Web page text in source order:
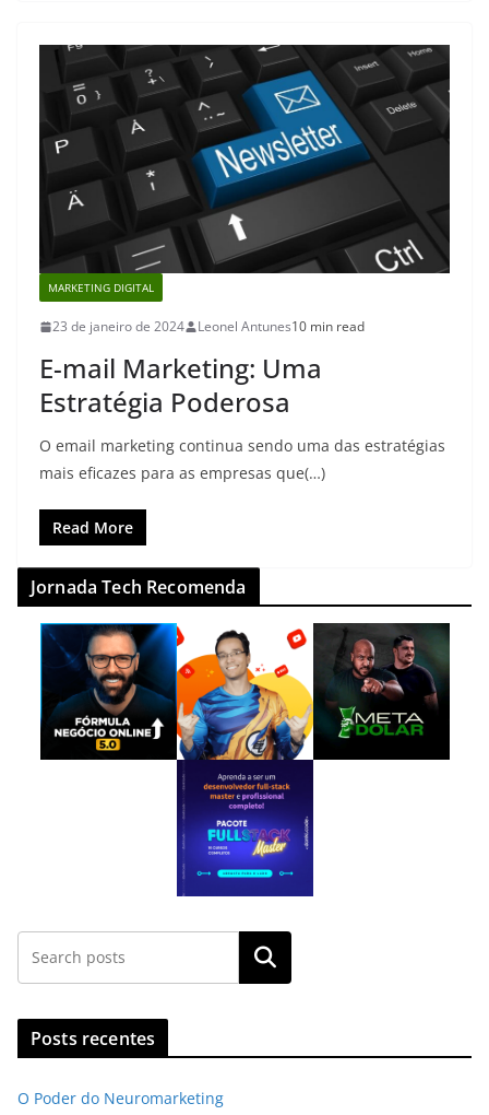
MARKETING DIGITAL
23 de janeiro de 2024 Leonel Antunes10 min read
E-mail Marketing: Uma
Estratégia Poderosa
O email marketing continua sendo uma das estratégias
mais eficazes para as empresas que(…)
Read More
Jornada Tech Recomenda
Pesquisar
Posts recentes
O Poder do Neuromarketing